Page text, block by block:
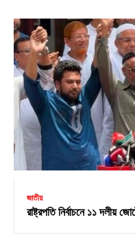
জাতীয়
রাষ্ট্রপতি নির্বাচনে ১১ দলীয়